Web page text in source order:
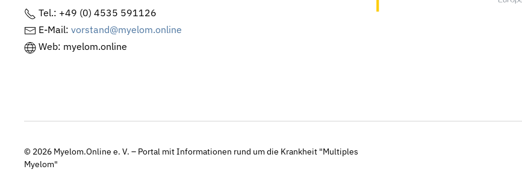
Tel.: +49 (0) 4535 591126
E-Mail: vorstand@myelom.online
Web: myelom.online
© 2026 Myelom.Online e. V. – Portal mit Informationen rund um die Krankheit "Multiples
Myelom"